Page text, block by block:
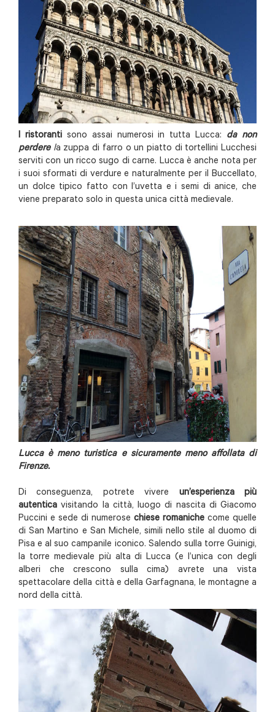
I ristorantisono assai numerosi in tutta Lucca: da non
perderela zuppa di farro o un piatto di tortellini Lucchesi
serviti con un ricco sugo di carne. Lucca è anche nota per
i suoi sformati di verdure e naturalmente per il Buccellato,
un dolce tipico fatto con l’uvetta e i semi di anice, che
viene preparato solo in questa unica città medievale.
Lucca è meno turistica e sicuramente meno affollata di
Firenze.
Di conseguenza, potrete vivere un’esperienza più
autentica visitando la città, luogo di nascita di Giacomo
Puccini e sede di numerose chiese romaniche come quelle
di San Martino e San Michele, simili nello stile al duomo di
Pisa e al suo campanile iconico. Salendo sulla torre Guinigi,
la torre medievale più alta di Lucca (e l’unica con degli
alberi che crescono sulla cima) avrete una vista
spettacolare della città e della Garfagnana, le montagne a
nord della città.